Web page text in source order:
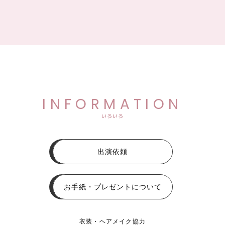
INFORMATION
いろいろ
出演依頼
お手紙・プレゼントについて
衣装・ヘアメイク協力